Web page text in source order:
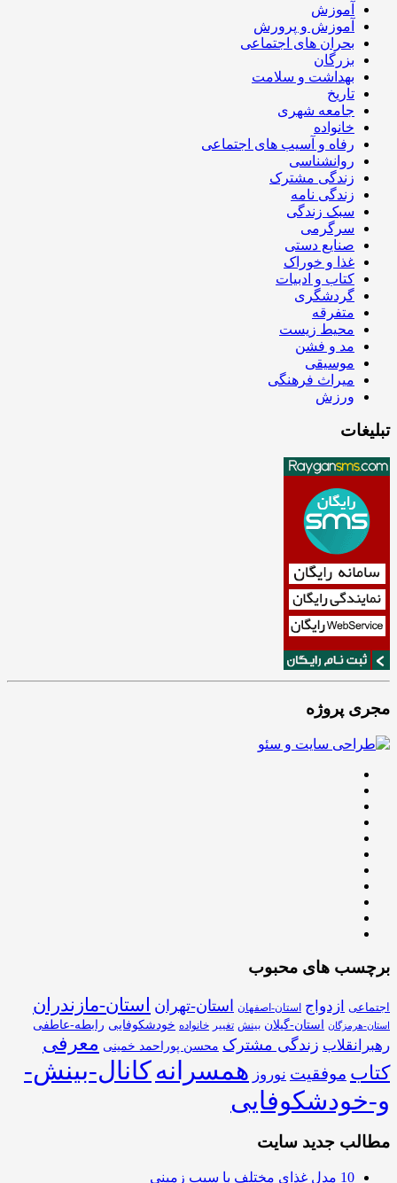
آموزش
آموزش و پرورش
بحران های اجتماعی
بزرگان
بهداشت و سلامت
تاریخ
جامعه شهری
خانواده
رفاه و آسیب های اجتماعی
روانشناسی
زندگی مشترک
زندگی نامه
سبک زندگی
سرگرمی
صنایع دستی
غذا و خوراک
کتاب و ادبیات
گردشگری
متفرقه
محیط زیست
مد و فشن
موسیقی
میراث فرهنگی
ورزش
تبلیغات
مجری پروژه
برچسب های محبوب
اجتماعی ازدواج استان-اصفهان استان-تهران استان-مازندران
استان-هرمزگان استان-گیلان بینش تغییر خانواده خودشکوفایی رابطه-عاطفی
رهبرانقلاب زندگی مشترک محسن پوراحمد خمینی معرفی
کتاب موفقیت نوروز همسرانهکانال-بینش-
و-خودشکوفایی
مطالب جدید سایت
10 مدل غذای مختلف با سیب زمینی